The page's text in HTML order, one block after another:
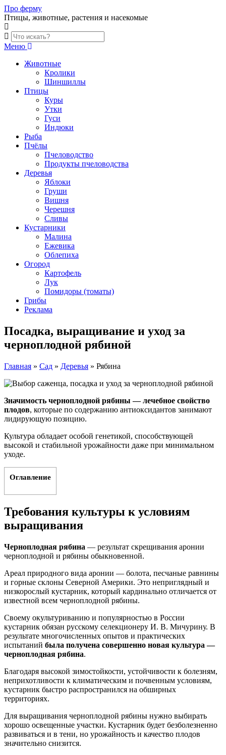
Skip
to
content
Про ферму
Птицы, животные, растения и насекомые
Меню
Животные
Кролики
Шиншиллы
Птицы
Куры
Утки
Гуси
Индюки
Рыба
Пчёлы
Пчеловодство
Продукты пчеловодства
Деревья
Яблоки
Груши
Вишня
Черешня
Сливы
Кустарники
Малина
Ежевика
Облепиха
Огород
Картофель
Лук
Помидоры (томаты)
Грибы
Реклама
Посадка, выращивание и уход за
черноплодной рябиной
Главная » Сад » Деревья » Рябина
Значимость черноплодной рябины — лечебное свойство
плодов, которые по содержанию антиоксидантов занимают
лидирующую позицию.
Культура обладает особой генетикой, способствующей
высокой и стабильной урожайности даже при минимальном
уходе.
Оглавление
Требования культуры к условиям
выращивания
Черноплодная рябина — результат скрещивания аронии
черноплодной и рябины обыкновенной.
Ареал природного вида аронии — болота, песчаные равнины
и горные склоны Северной Америки. Это неприглядный и
низкорослый кустарник, который кардинально отличается от
известной всем черноплодной рябины.
Своему окультуриванию и популярностью в России
кустарник обязан русскому селекционеру И. В. Мичурину. В
результате многочисленных опытов и практических
испытаний была получена совершенно новая культура —
черноплодная рябина.
Благодаря высокой зимостойкости, устойчивости к болезням,
неприхотливости к климатическим и почвенным условиям,
кустарник быстро распространился на обширных
территориях.
Для выращивания черноплодной рябины нужно выбирать
хорошо освещенные участки. Кустарник будет безболезненно
развиваться и в тени, но урожайность и качество плодов
значительно снизится.